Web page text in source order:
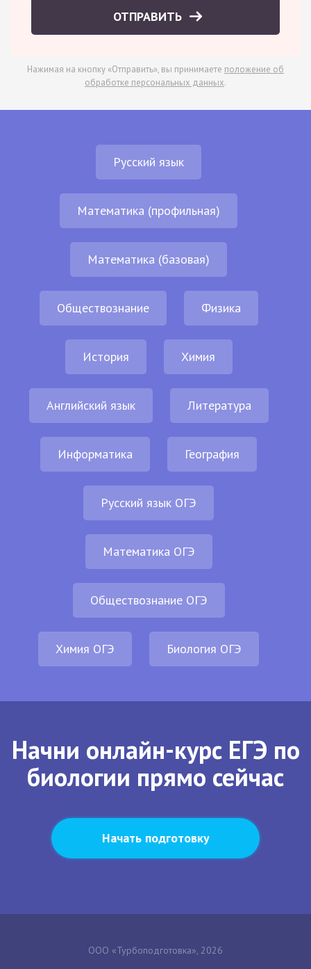
ОТПРАВИТЬ
Нажимая на кнопку «Отправить», вы принимаете положение об
обработке персональных данных.
Русский язык
Математика (профильная)
Математика (базовая)
Обществознание Физика
История Химия
Английский язык Литература
Информатика География
Русский язык ОГЭ
Математика ОГЭ
Обществознание ОГЭ
Химия ОГЭ Биология ОГЭ
Начни онлайн-курс ЕГЭ по
биологии прямо сейчас
Начать подготовку
ООО «Турбоподготовка», 2026